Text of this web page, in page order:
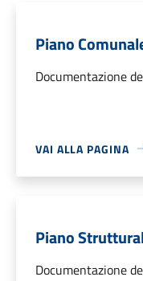
Piano
Documentazione
VAI ALLA PAGINA
Piano
Documentazione